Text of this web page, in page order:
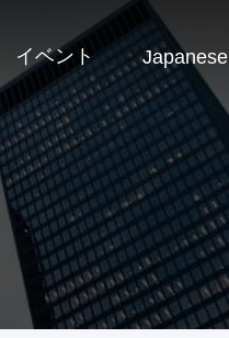
イベント Japanese